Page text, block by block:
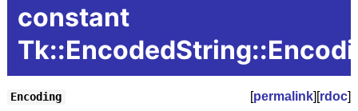
constant
Encoding [permalink][rdoc]